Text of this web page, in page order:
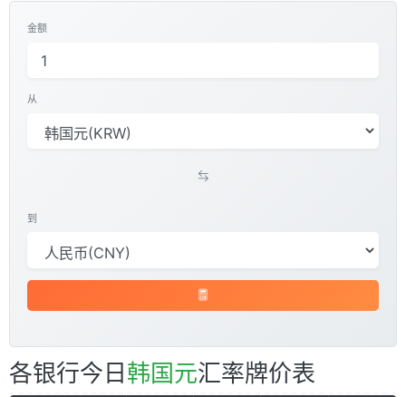
金额
从
到
各银行今日 韩国元汇率牌价表